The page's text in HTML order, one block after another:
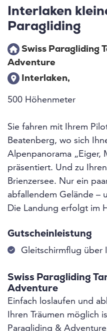
Interlaken
Paragliding
Swiss Paragliding
Adventure
Interlaken,
500 Höhenmeter
Sie fahren mit Ihrem
Beatenberg, wo sich
Alpenpanorama „Eiger,
präsentiert. Und zu
Brienzersee. Nur ein
abfallendem Gelände –
Die Landung erfolgt im
Gutscheinleistung
Gleitschirmflug über
Swiss Paragliding
Adventure
Einfach loslaufen und
Ihren Träumen möglich
Paragliding &